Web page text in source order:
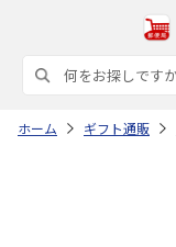
ホーム ギフト通販